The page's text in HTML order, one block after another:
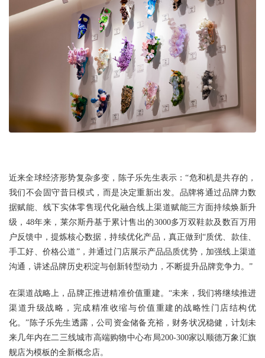
近来全球经济形势复杂多变，陈子乐先生表示：“危和机是共存的，
我们不会固守昔日模式，而是决定重新出发。品牌将通过品牌力数
据赋能、线下实体零售现代化融合线上渠道赋能三方面持续焕新升
级，48年来，莱尔斯丹基于累计售出的3000多万双鞋款及数百万用
户反馈中，提炼核心数据，持续优化产品，真正做到“质优、款佳、
手工好、价格公道”，并通过门店展示产品品质优势，加强线上渠道
沟通，讲述品牌历史积淀与创新转型动力，不断提升品牌竞争力。”
在渠道战略上，品牌正推进精准价值重建。“未来，我们将继续推进
渠道升级战略，完成精准收缩与价值重建的战略性门店结构优
化。”陈子乐先生透露，公司资金储备充裕，财务状况稳健，计划未
来几年内在二三线城市高端购物中心布局200-300家以顺德万象汇旗
舰店为模板的全新概念店。